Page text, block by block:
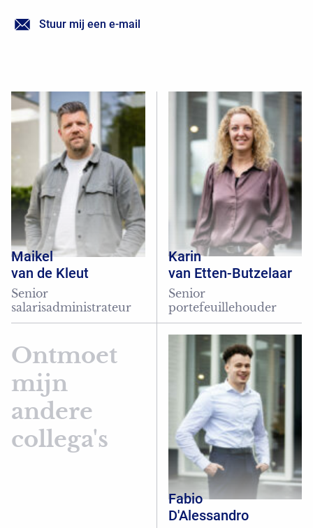
Stuur mij een e-mail
Maikel
van de Kleut
Senior
salarisadministrateur
Karin
van Etten-Butzelaar
Senior
portefeuillehouder
Ontmoet
mijn
andere
collega's
Fabio
D'Alessandro